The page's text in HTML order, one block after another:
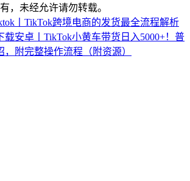
，未经允许请勿转载。
丨TikTok跨境电商的发货最全流程解析
载安卓丨TikTok小黄车带货日入5000+！普
附完整操作流程（附资源）